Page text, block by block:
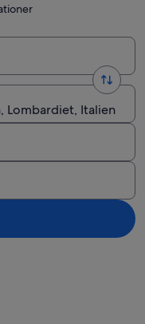
Lombardiet, Italien